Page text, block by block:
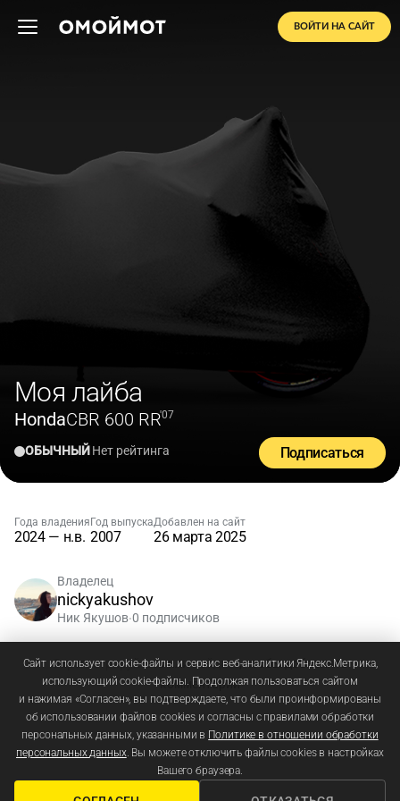
ВОЙТИ НА САЙТ
Моя лайба
HondaCBR 600 RR'07
ОБЫЧНЫЙНет рейтинга Подписаться
Года владения
2024 — н.в.
Год выпуска
2007
Добавлен на сайт
26 марта 2025
Владелец
nickyakushov
Ник Якушов•0 подписчиков
Зарегистрируйтесьиливойдите, чтобы добавлять
комментарии
Сайт использует cookie-файлы и сервис веб-аналитики Яндекс.Метрика,
использующий cookie-файлы. Продолжая пользоваться сайтом
и нажимая «Согласен», вы подтверждаете, что были проинформированы
об использовании файлов cookies и согласны с правилами обработки
персональных данных, указанными в Политике в отношении обработки
персональных данных. Вы можете отключить файлы cookies в настройках
Вашего браузера.